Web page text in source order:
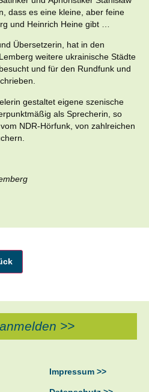
dass es eine kleine, aber feine
und Heinrich Heine gibt …
Übersetzerin, hat in den
weitere ukrainische Städte
und für den Rundfunk und
gestaltet eigene szenische
als Sprecherin, so
NDR-Hörfunk, von zahlreichen
>>
Impressum >>